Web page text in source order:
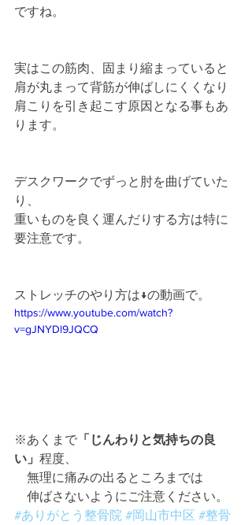
ですね。
実はこの筋肉、固まり縮まっていると
肩が丸まって背筋が伸ばしにくくなり
肩こりを引き起こす原因となる事もあ
ります。
デスクワークでずっと肘を曲げていた
り、
重いものを良く運んだりする方は特に
要注意です。
ストレッチのやり方は↓の動画で。
https://www.youtube.com/watch?
v=gJNYDl9JQCQ
※あくまで 「じんわりと気持ちの良
い」 程度、
無理に痛みの出るところまでは
伸ばさないようにご注意ください。
#ありがとう整骨院 #岡山市中区 #整骨